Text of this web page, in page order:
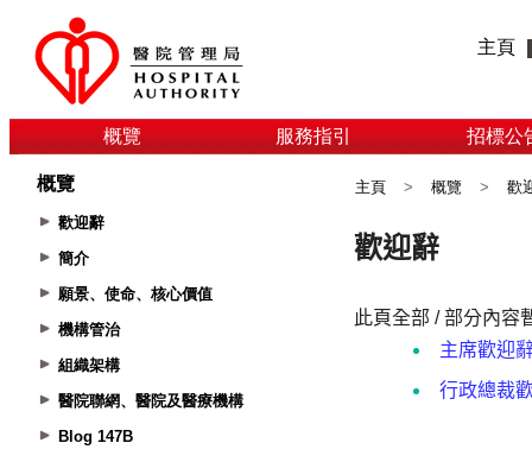
主頁
概覽 服務指引 招標公
概覽
歡迎辭
簡介
願景、使命、核心價值
機構管治
組織架構
醫院聯網、醫院及醫療機構
Blog 147B
主頁 > 概覽 > 歡